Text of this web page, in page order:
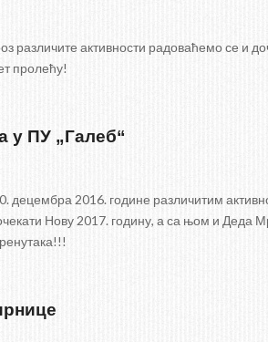
различите активности радоваћемо се и
пролећу!
ПУ „Галеб“
децембра 2016. године различитим
Нову 2017. годину, а са њом и Деда